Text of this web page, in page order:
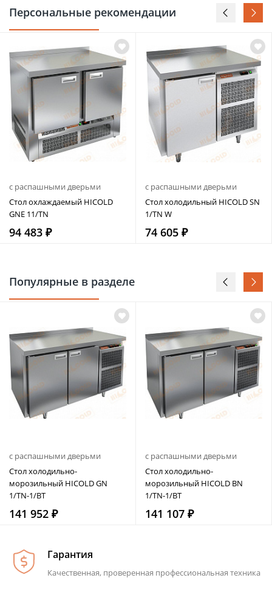
Персональные рекомендации
с распашными дверьми
Стол охлаждаемый HICOLD
GNE 11/TN
94 483 ₽
с распашными дверьми
Стол холодильный HICOLD SN
1/TN W
74 605 ₽
Популярные в разделе
с распашными дверьми
Стол холодильно-
морозильный HICOLD GN
1/TN-1/BT
141 952 ₽
с распашными дверьми
Стол холодильно-
морозильный HICOLD BN
1/TN-1/BT
141 107 ₽
Гарантия
Качественная, проверенная профессиональная техника